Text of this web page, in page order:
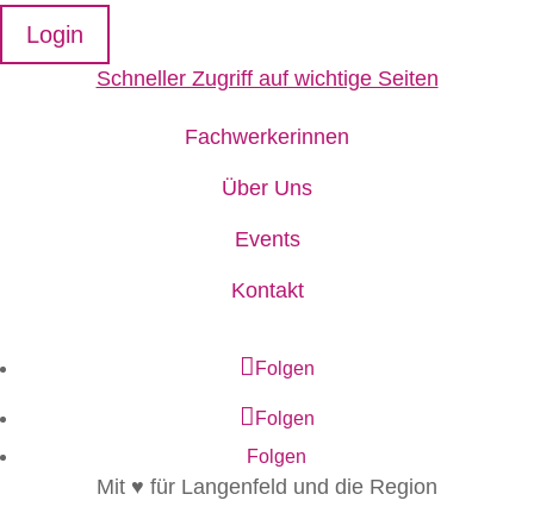
Login
Schneller Zugriff auf wichtige Seiten
Fachwerkerinnen
Über Uns
Events
Kontakt
Folgen
Folgen
Folgen
Mit ♥ für Langenfeld und die Region